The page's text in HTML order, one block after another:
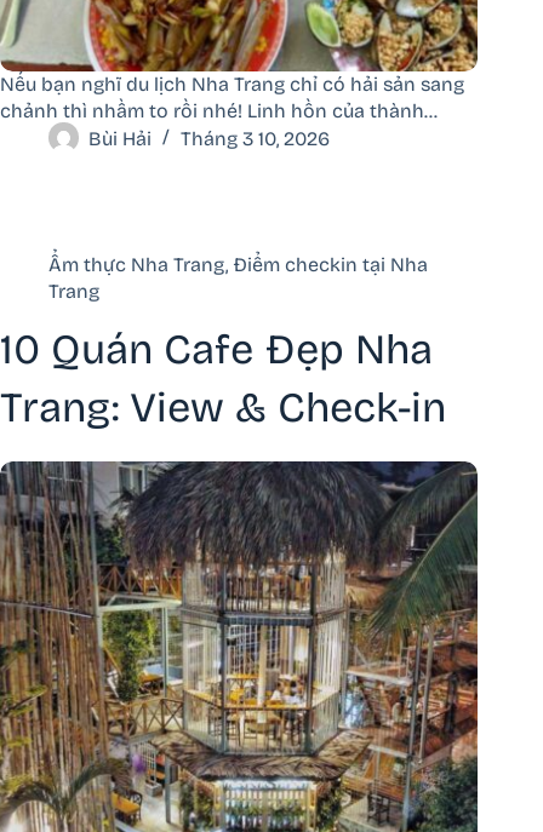
Nếu bạn nghĩ du lịch Nha Trang chỉ có hải sản sang
chảnh thì nhầm to rồi nhé! Linh hồn của thành…
Bùi Hải
Tháng 3 10, 2026
Ẩm thực Nha Trang, Điểm checkin tại Nha
Trang
10 Quán Cafe Đẹp Nha
Trang: View & Check-in